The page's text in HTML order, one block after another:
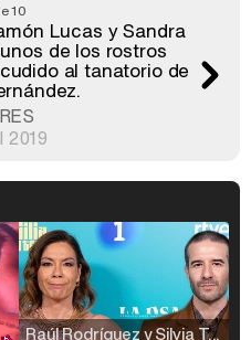
10
Lucas y Sandra
de los rostros
al tanatorio de
2019
Raúl Rodríguez y Silvia Taulés nos cuentan su papel en 'La familia de la tele'